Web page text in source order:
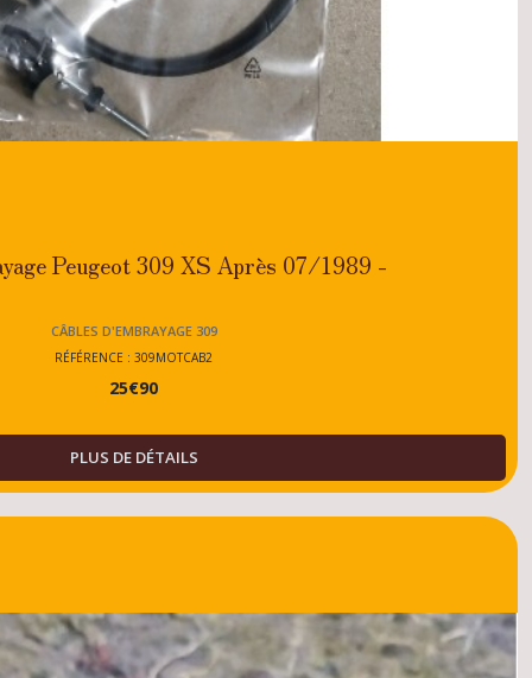
Peugeot 309 XS Après 07/1989 -
CÂBLES D'EMBRAYAGE 309
RÉFÉRENCE : 309MOTCAB2
25€90
PLUS DE DÉTAILS